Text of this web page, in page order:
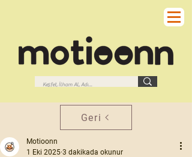
Geri
Motioonn
1 Eki 2025 3 dakikada okunur